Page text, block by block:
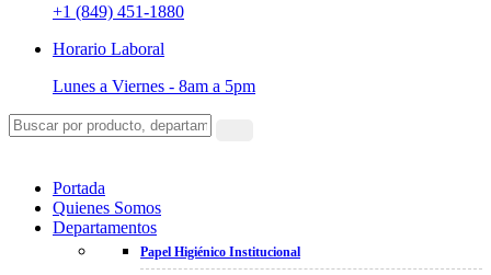
+1 (849) 451-1880
Horario Laboral
Lunes a Viernes - 8am a 5pm
Portada
Quienes Somos
Departamentos
Papel Higiénico Institucional